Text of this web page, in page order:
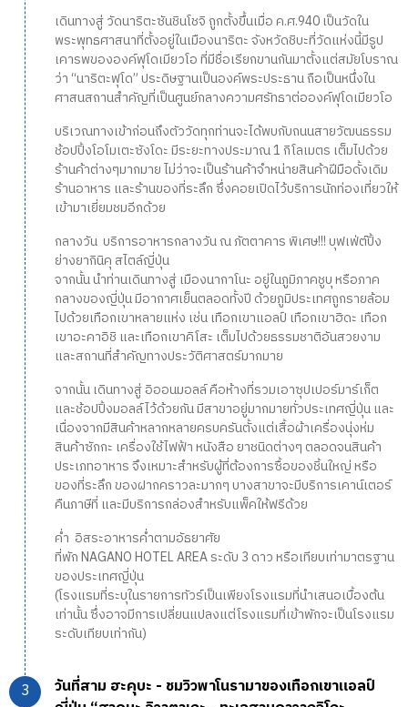
เดินทางสู่ วัดนาริตะซันชินโชจิ ถูกตั้งขึ้นเมื่อ ค.ศ.940 เป็นวัดใน
พระพุทธศาสนาที่ตั้งอยู่ในเมืองนาริตะ จังหวัดชิบะที่วัดแห่งนี้มีรูป
เคารพขององค์ฟุโดเมียวโอ ที่มีชื่อเรียกขานกันมาตั้งแต่สมัยโบราณ
ว่า “นาริตะฟุโด” ประดิษฐานเป็นองค์พระประธาน ถือเป็นหนึ่งใน
ศาสนสถานสำคัญที่เป็นศูนย์กลางความศรัทธาต่อองค์ฟุโดเมียวโอ
บริเวณทางเข้าก่อนถึงตัววัดทุกท่านจะได้พบกับถนนสายวัฒนธรรม
ช้อปปิ้งโอโมเตะซังโดะ มีระยะทางประมาณ 1 กิโลเมตร เต็มไปด้วย
ร้านค้าต่างๆมากมาย ไม่ว่าจะเป็นร้านค้าจำหน่ายสินค้าฝีมือดั้งเดิม
ร้านอาหาร และร้านของที่ระลึก ซึ่งคอยเปิดไว้บริการนักท่องเที่ยวให้
เข้ามาเยี่ยมชมอีกด้วย
กลางวัน บริการอาหารกลางวัน ณ ภัตตาคาร พิเศษ!!! บุฟเฟ่ต์ปิ้ง
ย่างยากินิคุ สไตล์ญี่ปุ่น
จากนั้น นำท่านเดินทางสู่ เมืองนากาโนะ อยู่ในภูมิภาคชูบุ หรือภาค
กลางของญี่ปุ่น มีอากาศเย็นตลอดทั้งปี ด้วยภูมิประเทศถูกรายล้อม
ไปด้วยเทือกเขาหลายแห่ง เช่น เทือกเขาแอลป์ เทือกเขาฮิดะ เทือก
เขาอะคาอิชิ และเทือกเขาคิโสะ เต็มไปด้วยธรรมชาติอันสวยงาม
และสถานที่สำคัญทางประวัติศาสตร์มากมาย
จากนั้น เดินทางสู่ อิออนมอลล์ คือห้างที่รวมเอาซุปเปอร์มาร์เก็ต
และช้อปปิ้งมอลล์ไว้ด้วยกัน มีสาขาอยู่มากมายทั่วประเทศญี่ปุ่น และ
เนื่องจากมีสินค้าหลากหลายครบครันตั้งแต่เสื้อผ้าเครื่องนุ่งห่ม
สินค้าซักกะ เครื่องใช้ไฟฟ้า หนังสือ ยาชนิดต่างๆ ตลอดจนสินค้า
ประเภทอาหาร จึงเหมาะสำหรับผู้ที่ต้องการซื้อของชิ้นใหญ่ หรือ
ของที่ระลึก ของฝากคราวละมากๆ บางสาขาจะมีบริการเคาน์เตอร์
คืนภาษีที่ และมีบริการกล่องสำหรับแพ็คให้ฟรีด้วย
ค่ำ อิสระอาหารค่ำตามอัธยาศัย
ที่พัก NAGANO HOTEL AREA ระดับ 3 ดาว หรือเทียบเท่ามาตรฐาน
ของประเทศญี่ปุ่น
(โรงแรมที่ระบุในรายการทัวร์เป็นเพียงโรงแรมที่นำเสนอเบื้องต้น
เท่านั้น ซึ่งอาจมีการเปลี่ยนแปลงแต่โรงแรมที่เข้าพักจะเป็นโรงแรม
ระดับเทียบเท่ากัน)
วันที่สาม ฮะคุบะ - ชมวิวพาโนรามาของเทือกเขาแอลป์